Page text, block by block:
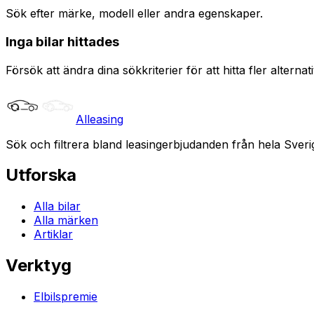
Sök efter märke, modell eller andra egenskaper.
Inga bilar hittades
Försök att ändra dina sökkriterier för att hitta fler
Alleasing
Sök och filtrera bland leasingerbjudanden från hela
Utforska
Alla bilar
Alla märken
Artiklar
Verktyg
Elbilspremie